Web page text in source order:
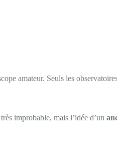
amateur. Seuls les
improbable, mais l’idée d’un